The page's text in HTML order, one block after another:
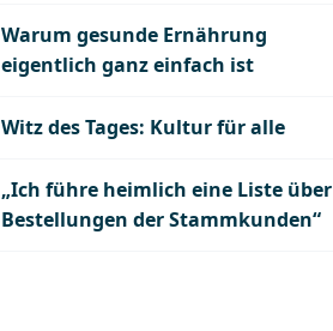
Warum gesunde Ernährung
eigentlich ganz einfach ist
Witz des Tages: Kultur für alle
„Ich führe heimlich eine Liste über
Bestellungen der Stammkunden“